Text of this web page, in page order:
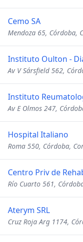
Cemo SA
Mendoza 65, Córdoba,
Av V Sársfield 562,
Instituto
Av E Olmos 247,
Hospital Italiano
Roma 550, Córdoba,
Río Cuarto 561,
Aterym SRL
Cruz Roja Arg 1174,